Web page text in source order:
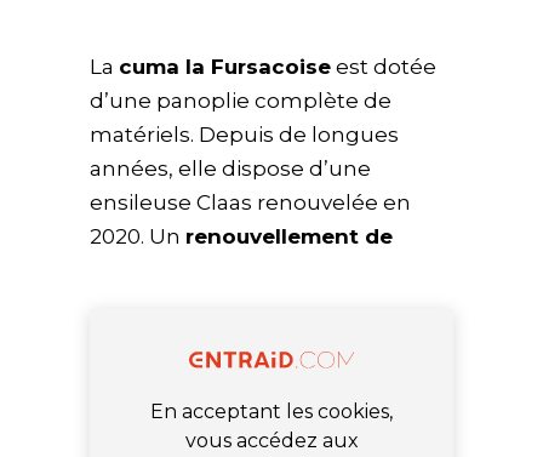
La cuma la Fursacoise est dotée
d’une panoplie complète de
matériels. Depuis de longues
années, elle dispose d’une
ensileuse Claas renouvelée en
2020. Un renouvellement de
En acceptant les cookies,
vous accédez aux